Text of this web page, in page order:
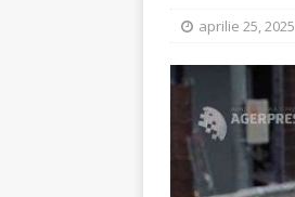
aprilie 25, 2025